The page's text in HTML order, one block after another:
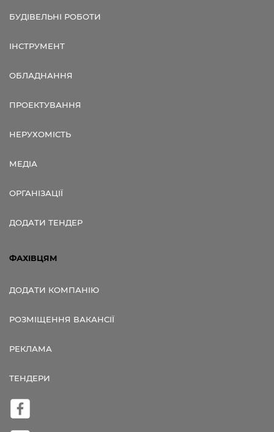
БУДІВЕЛЬНІ РОБОТИ
ІНСТРУМЕНТ
ОБЛАДНАННЯ
ПРОЕКТУВАННЯ
НЕРУХОМІСТЬ
МЕДІА
ОРГАНІЗАЦІЇ
ДОДАТИ ТЕНДЕР
ФАХІВЦЯМ
ДОДАТИ КОМПАНІЮ
РОЗМІЩЕННЯ ВАКАНСІЇ
РЕКЛАМА
ТЕНДЕРИ